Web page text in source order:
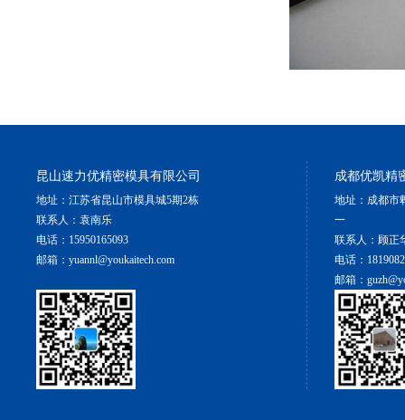
昆山速力优精密模具有限公司
地址：江苏省昆山市模具城5期2栋
联系人：袁南乐
电话：15950165093
邮箱：yuannl@youkaitech.com
成都优凯精
地址：成都市
一
联系人：顾正
电话：
邮箱：